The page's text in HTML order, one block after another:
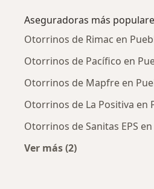
Aseguradoras más
Otorrinos de Rimac en
Otorrinos de Pacífico en
Otorrinos de Mapfre en
Otorrinos de La Positiva en
Otorrinos de Sanitas EPS
Ver más (2)